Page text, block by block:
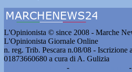
L'Opinionista © since 2008 - Marche
L'Opinionista Giornale Online
n. reg. Trib. Pescara n.08/08 - Iscrizione
01873660680 a cura di A. Gulizia
- -